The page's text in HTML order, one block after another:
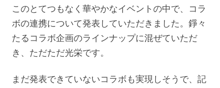
このとてつもなく華やかなイベントの中で、コラ
ボの連携について発表していただきました。錚々
たるコラボ企画のラインナップに混ぜていただ
き、ただただ光栄です。
まだ発表できていないコラボも実現しそうで、記